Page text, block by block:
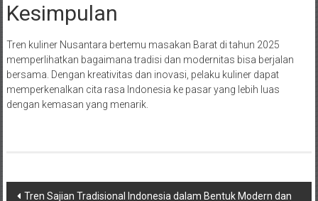
Kesimpulan
Tren kuliner Nusantara bertemu masakan Barat di tahun 2025
memperlihatkan bagaimana tradisi dan modernitas bisa berjalan
bersama. Dengan kreativitas dan inovasi, pelaku kuliner dapat
memperkenalkan cita rasa Indonesia ke pasar yang lebih luas
dengan kemasan yang menarik.
Navigasi
Tren Sajian Tradisional Indonesia dalam Bentuk Modern dan